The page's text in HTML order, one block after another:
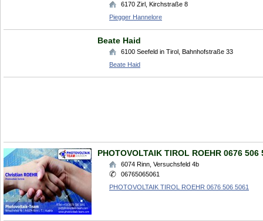
6170 Zirl Kirchstraße 8
Piegger Hannelore
Beate Haid
6100 Seefeld in Tirol Bahnhofstraße 33
Beate Haid
PHOTOVOLTAIK TIROL ROEHR 0676 506
6074 Rinn Versuchsfeld 4b
06765065061
PHOTOVOLTAIK TIROL ROEHR 0676 506 5061